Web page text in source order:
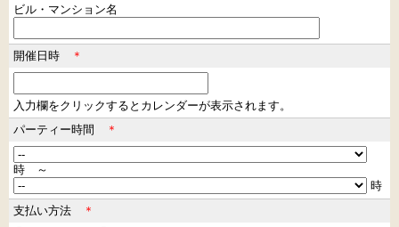
ビル・マンション名
開催日時 ＊
入力欄をクリックするとカレンダーが表示されます。
パーティー時間
＊
時 ～
時
支払い方法
＊